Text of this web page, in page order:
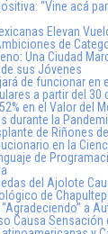
“Vine acá
Elevan
de
Una Ciudad
sus Jóvenes
de funcionar en
a partir del 30
en el Valor del
durante la
de Riñones
en la
de
del Ajolote
de
a
Causa Sensación